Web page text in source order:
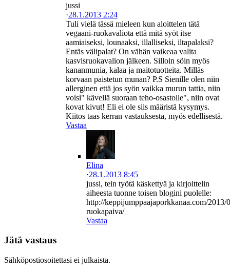
jussi
·28.1.2013 2:24
Tuli vielä tässä mieleen kun aloittelen tätä
vegaani-ruokavaliota että mitä syöt itse
aamiaiseksi, lounaaksi, illalliseksi, iltapalaksi?
Entäs välipalat? On vähän vaikeaa valita
kasvisruokavalion jälkeen. Silloin söin myös
kananmunia, kalaa ja maitotuotteita. Milläs
korvaan paistetun munan? P.S Sienille olen niin
allerginen että jos syön vaikka murun tattia, niin
voisi" kävellä suoraan teho-osastolle", niin ovat
kovat kivut! Eli ei ole siis määristä kysymys.
Kiitos taas kerran vastauksesta, myös edellisestä.
Vastaa
Elina
·28.1.2013 8:45
jussi, tein työtä käskettyä ja kirjoittelin
aiheesta tuonne toisen blogini puolelle:
http://keppijumppaajaporkkanaa.com/2013/
ruokapaiva/
Vastaa
Jätä vastaus
Sähköpostiosoitettasi ei julkaista.